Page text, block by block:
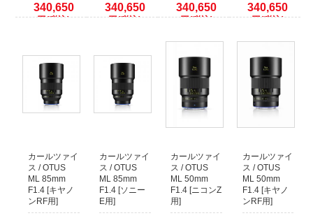
ますようお願いいたします。
340,650
円(税込)
340,650
円(税込)
340,650
円(税込)
340,650
円(税込)
カールツァイ
ス / OTUS
ML 85mm
F1.4 [キヤノ
ンRF用]
カールツァイ
ス / OTUS
ML 85mm
F1.4 [ソニー
E用]
カールツァイ
ス / OTUS
ML 50mm
F1.4 [ニコンZ
用]
カールツァイ
ス / OTUS
ML 50mm
F1.4 [キヤノ
ンRF用]